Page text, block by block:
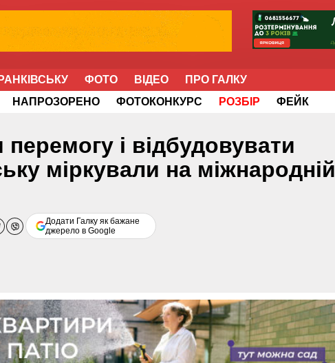
ФОТО ВІДЕО
ПРО ГАЛКУ
НАПРОЗОРЕНО ФОТОКОНКУРС РОЗБІР ФЕЙК
і відбудовувати
міркували на міжнародній
Додати Галку як бажане
джерело в Google